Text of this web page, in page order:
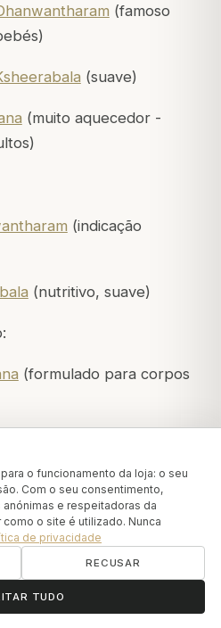
(famoso
(suave)
(muito aquecedor -
(indicação
(nutritivo, suave)
(formulado para corpos
Escolha do Seu
o funcionamento da loja: o seu
Com o seu consentimento,
e respeitadoras da
o site é utilizado. Nunca
de privacidade
RECUSAR
TUDO